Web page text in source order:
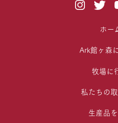
ホー
Ark館ヶ森
牧場に
私たちの
生産品